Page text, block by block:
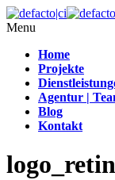
Menu
Home
Projekte
Agentur |
Blog
Kontakt